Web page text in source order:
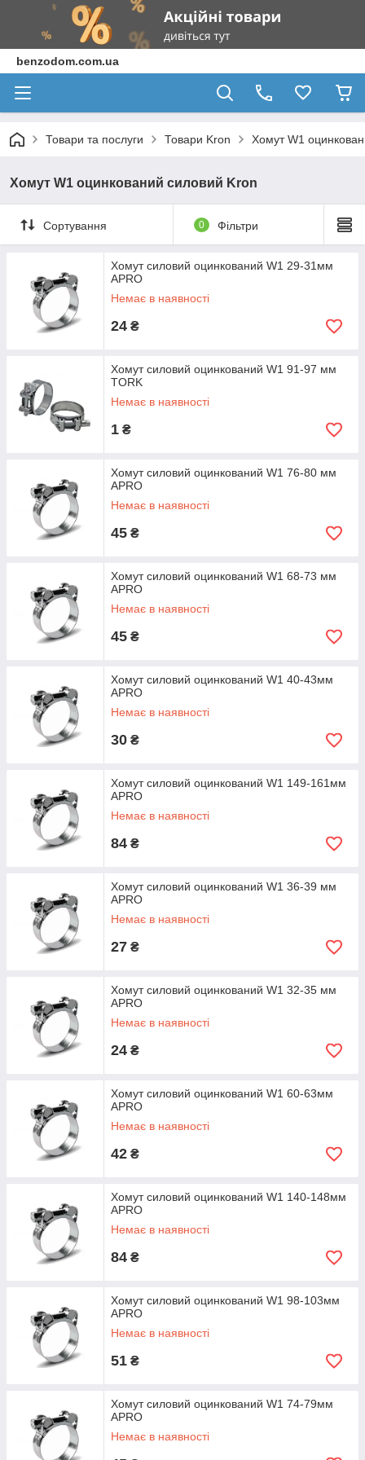
benzodom.com.ua
Товари та послуги Товари Kron Хомут W1
Хомут W1 оцинкований силовий Kron
Сортування 0 Фільтри
Хомут силовий оцинкований W1 29-31мм
APRO
Немає в наявності
24 ₴
Хомут силовий оцинкований W1 91-97 мм
TORK
Немає в наявності
1 ₴
Хомут силовий оцинкований W1 76-80 мм
APRO
Немає в наявності
45 ₴
Хомут силовий оцинкований W1 68-73 мм
APRO
Немає в наявності
45 ₴
Хомут силовий оцинкований W1 40-43мм
APRO
Немає в наявності
30 ₴
Хомут силовий оцинкований W1 149-161мм
APRO
Немає в наявності
84 ₴
Хомут силовий оцинкований W1 36-39 мм
APRO
Немає в наявності
27 ₴
Хомут силовий оцинкований W1 32-35 мм
APRO
Немає в наявності
24 ₴
Хомут силовий оцинкований W1 60-63мм
APRO
Немає в наявності
42 ₴
Хомут силовий оцинкований W1 140-148мм
APRO
Немає в наявності
84 ₴
Хомут силовий оцинкований W1 98-103мм
APRO
Немає в наявності
51 ₴
Хомут силовий оцинкований W1 74-79мм
APRO
Немає в наявності